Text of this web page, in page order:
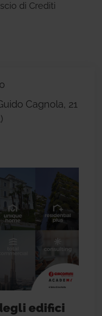
di Crediti
Cagnola, 21
edifici